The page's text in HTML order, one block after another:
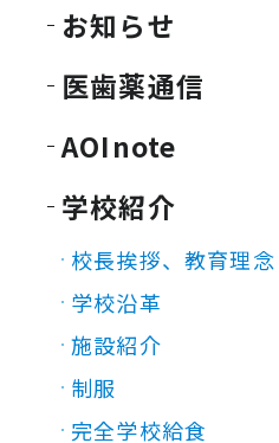
お知らせ
医歯薬通信
AOInote
学校紹介
校長挨拶、教育理
学校沿革
施設紹介
制服
完全学校給食